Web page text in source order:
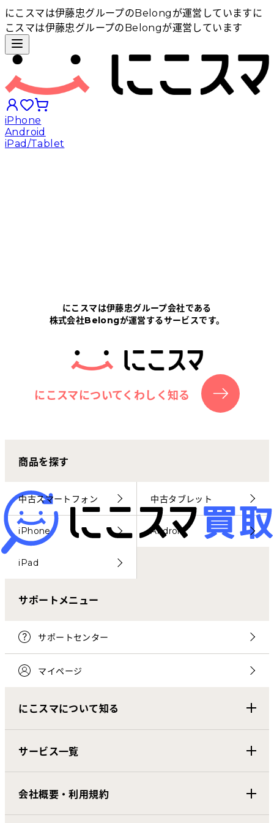
にこスマは伊藤忠グループのBelongが運営しています に
こスマは伊藤忠グループのBelongが運営しています
iPhone
Android
iPad/Tablet
にこスマについて
サポートセンター
お客さまの声
にこスマ通信
マイページ
にこスマは伊藤忠グループ会社である
株式会社Belongが運営するサービスです。
にこスマについてくわしく知る
商品を探す
中古スマートフォン 中古タブレット
iPhone Android
iPad
サポートメニュー
サポートセンター
マイページ
にこスマについて知る
サービス一覧
会社概要・利用規約